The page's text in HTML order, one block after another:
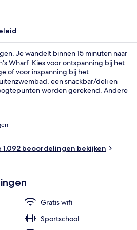
Je wandelt binnen 15 minuten naar
Wharf. Kies voor ontspanning bij het
of voor inspanning bij het
een snackbar/deli en
worden gerekend. Andere
1.092 beoordelingen bekijken
Gratis wifi
Sportschool